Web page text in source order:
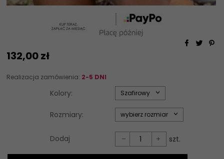
132,00zł
Realizacja zamówienia: 2-5 DNI
Kolory: options[34]
Szafirowy
Rozmiary: options[35]
wybierz rozmiar
Dodaj szt.